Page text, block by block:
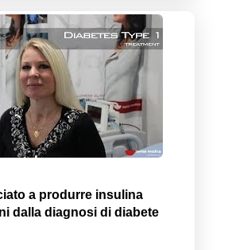
a produrre insulina
dalla diagnosi di diabete